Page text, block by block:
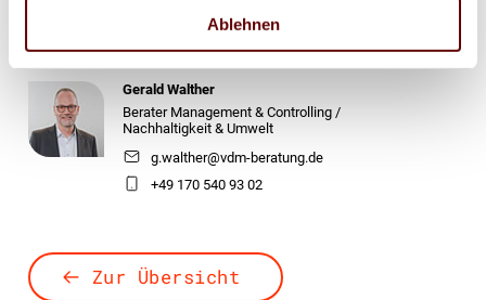
Ablehnen
+49 177 599 00 15
Gerald Walther
Berater Management & Controlling /
Nachhaltigkeit & Umwelt
g.walther@vdm-beratung.de
+49 170 540 93 02
Zur Übersicht